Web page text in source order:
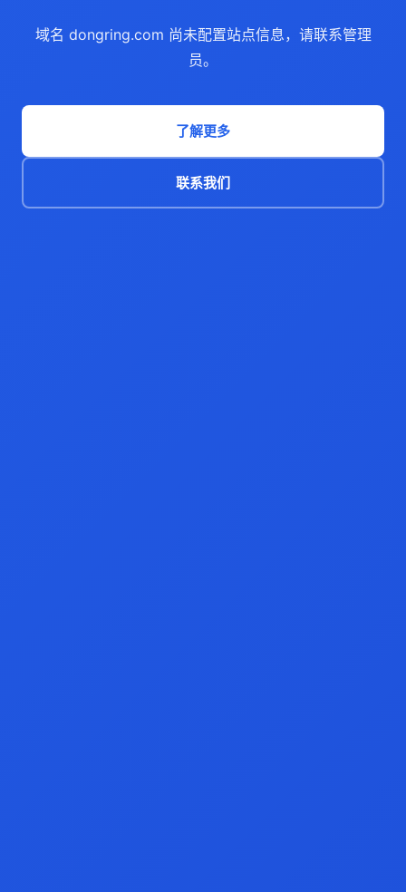
域名 dongring.com 尚未配置站点信息，请联系管理
员。
了解更多
联系我们